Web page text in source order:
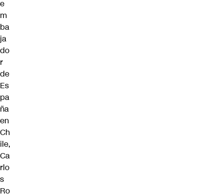
e
m
ba
ja
do
r
de
Es
pa
ña
en
Ch
ile,
Ca
rlo
s
Ro